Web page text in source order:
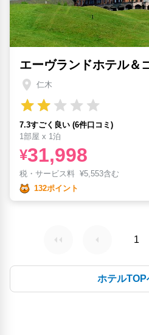
エーヴランドホテル＆
仁木
7.3すごく良い (6件口コミ)
1部屋 x 1泊
¥31,998
税・サービス料 ¥5,553含む
132ポイント
1
ホテルTOP